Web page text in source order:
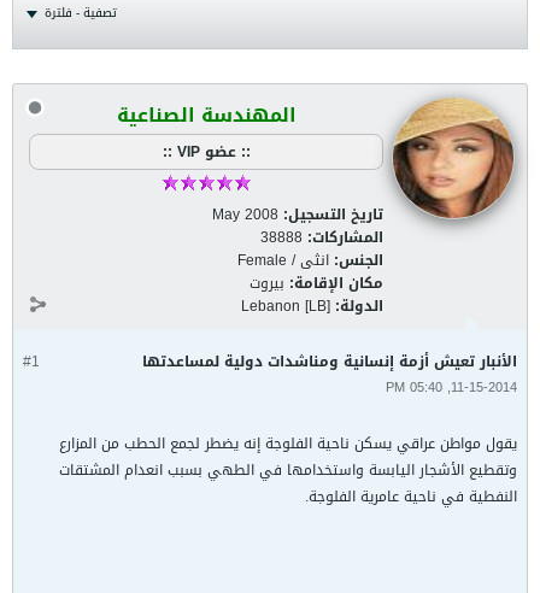
تصفية - فلترة
المهندسة الصناعية
:: عضو VIP ::
تاريخ التسجيل: May 2008
المشاركات: 38888
الجنس: انثى / Female
مكان الإقامة: بيروت
الدولة: Lebanon [LB]
#1 الأنبار تعيش أزمة إنسانية ومناشدات دولية لمساعدتها
11-15-2014, 05:40 PM
يقول مواطن عراقي يسكن ناحية الفلوجة إنه يضطر لجمع الحطب من المزارع
وتقطيع الأشجار اليابسة واستخدامها في الطهي بسبب انعدام المشتقات
النفطية في ناحية عامرية الفلوجة.